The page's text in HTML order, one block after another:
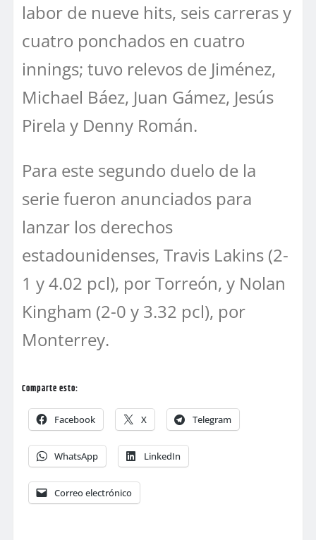
labor de nueve hits, seis carreras y
cuatro ponchados en cuatro
innings; tuvo relevos de Jiménez,
Michael Báez, Juan Gámez, Jesús
Pirela y Denny Román.
Para este segundo duelo de la
serie fueron anunciados para
lanzar los derechos
estadounidenses, Travis Lakins (2-
1 y 4.02 pcl), por Torreón, y Nolan
Kingham (2-0 y 3.32 pcl), por
Monterrey.
Comparte esto:
Facebook X Telegram
WhatsApp LinkedIn
Correo electrónico